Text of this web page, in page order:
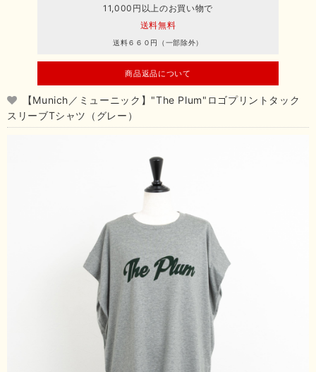
11,000円以上のお買い物で
送料無料
送料６６０円（一部除外）
商品返品について
【Munich／ミューニック】"The Plum"ロゴプリントタック
スリーブTシャツ（グレー）